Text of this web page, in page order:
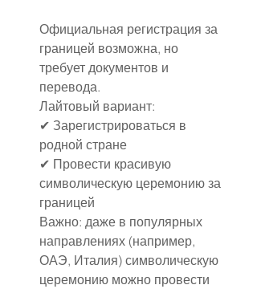
Официальная регистрация за
границей возможна, но
требует документов и
перевода.
Лайтовый вариант:
✔ Зарегистрироваться в
родной стране
✔ Провести красивую
символическую церемонию за
границей
Важно: даже в популярных
направлениях (например,
ОАЭ, Италия) символическую
церемонию можно провести